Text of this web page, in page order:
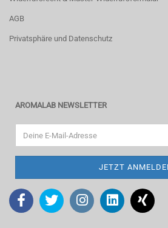
AGB
Privatsphäre und Datenschutz
AROMALAB NEWSLETTER